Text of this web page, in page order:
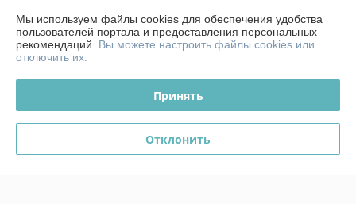
Контакты
Доставка и оплата
График работы
Полная версия сайта
Мы используем файлы cookies для обеспечения удобства
пользователей портала и предоставления персональных
рекомендаций. Вы можете настроить файлы cookies или
отключить их.
Принять
Отклонить